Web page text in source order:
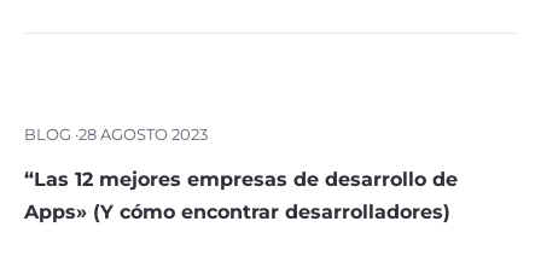
BLOG ·28 AGOSTO 2023
“Las 12 mejores empresas de desarrollo de
Apps» (Y cómo encontrar desarrolladores)